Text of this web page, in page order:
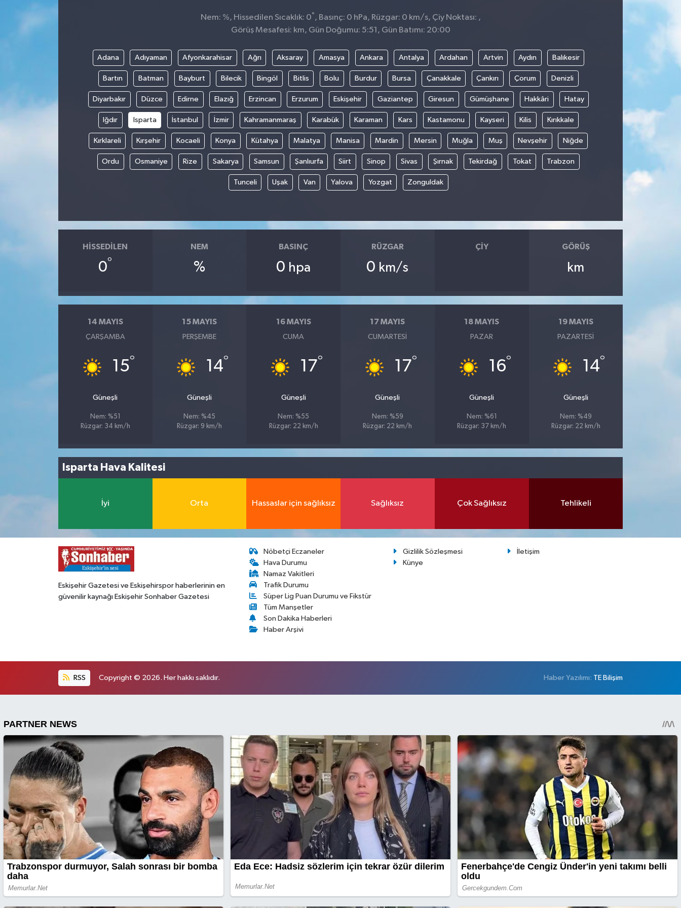
Nem: %, Hissedilen Sıcaklık: 0° , Basınç: 0 hPa, Rüzgar: 0 km/s, Çiy Noktası: ,
Görüş Mesafesi: km, Gün Doğumu: 5:51, Gün Batımı: 20:00
Adana Adıyaman Afyonkarahisar Ağrı Aksaray Amasya Ankara Antalya Ardahan Artvin Aydın Balıkesir
Bartın Batman Bayburt Bilecik Bingöl Bitlis Bolu Burdur Bursa Çanakkale Çankırı Çorum Denizli
Diyarbakır Düzce Edirne Elazığ Erzincan Erzurum Eskişehir Gaziantep Giresun Gümüşhane Hakkâri Hatay
Iğdır Isparta İstanbul İzmir Kahramanmaraş Karabük Karaman Kars Kastamonu Kayseri Kilis Kırıkkale
Kırklareli Kırşehir Kocaeli Konya Kütahya Malatya Manisa Mardin Mersin Muğla Muş Nevşehir Niğde
Ordu Osmaniye Rize Sakarya Samsun Şanlıurfa Siirt Sinop Sivas Şırnak Tekirdağ Tokat Trabzon
Tunceli Uşak Van Yalova Yozgat Zonguldak
HISSEDILEN
0°
NEM
%
BASINÇ
0 hpa
RÜZGAR
0 km/s
ÇIY GÖRÜŞ
km
14 MAYIS
ÇARŞAMBA
15°
Güneşli
Nem: %51
Rüzgar: 34 km/h
15 MAYIS
PERŞEMBE
14°
Güneşli
Nem: %45
Rüzgar: 9 km/h
16 MAYIS
CUMA
17°
Güneşli
Nem: %55
Rüzgar: 22 km/h
17 MAYIS
CUMARTESI
17°
Güneşli
Nem: %59
Rüzgar: 22 km/h
18 MAYIS
PAZAR
16°
Güneşli
Nem: %61
Rüzgar: 37 km/h
19 MAYIS
PAZARTESI
14°
Güneşli
Nem: %49
Rüzgar: 22 km/h
Isparta Hava Kalitesi
İyi Orta Hassaslar için sağlıksız Sağlıksız Çok Sağlıksız Tehlikeli
Eskişehir Gazetesi ve Eskişehirspor haberlerinin en
güvenilir kaynağı Eskişehir Sonhaber Gazetesi
Nöbetçi Eczaneler
Hava Durumu
Namaz Vakitleri
Trafik Durumu
Süper Lig Puan Durumu ve Fikstür
Tüm Manşetler
Son Dakika Haberleri
Haber Arşivi
Gizlilik Sözleşmesi
İletişim
Künye
RSS Copyright © 2026. Her hakkı saklıdır. Haber Yazılımı: TE Bilişim